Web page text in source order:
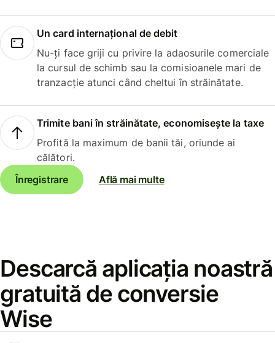
Un card internațional de debit
Nu-ți face griji cu privire la adaosurile comerciale
la cursul de schimb sau la comisioanele mari de
tranzacție atunci când cheltui în străinătate.
Trimite bani în străinătate, economisește la taxe
Profită la maximum de banii tăi, oriunde ai
călători.
Înregistrare
Află mai multe
Descarcă aplicația noastră
gratuită de conversie
Wise